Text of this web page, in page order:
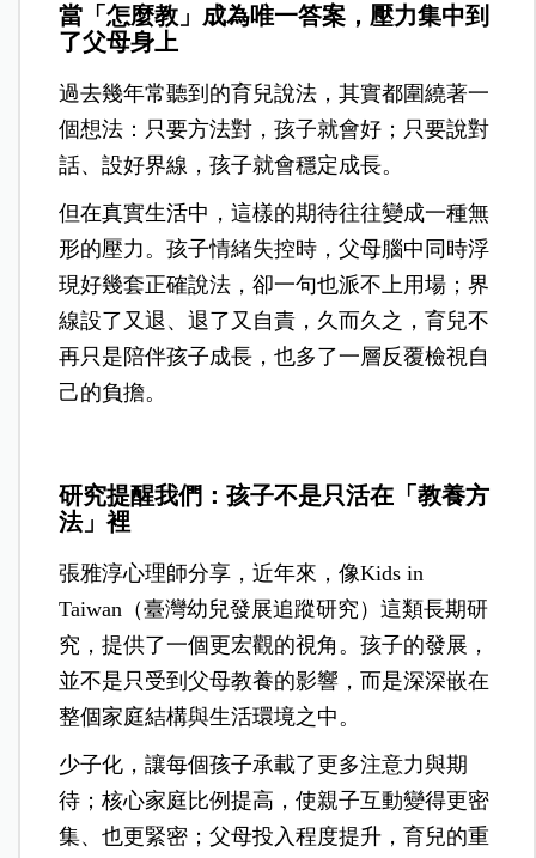
當「怎麼教」成為唯一答案，壓力集中到
了父母身上
過去幾年常聽到的育兒說法，其實都圍繞著一
個想法：只要方法對，孩子就會好； 只要說對
話、設好界線，孩子就會穩定成長。
但在真實生活中，這樣的期待往往變成一種無
形的壓力。孩子情緒失控時，父母腦中同時浮
現好幾套正確說法，卻一句也派不上用場；界
線設了又退、退了又自責，久而久之，育兒不
再只是陪伴孩子成長，也多了一層反覆檢視自
己的負擔。
研究提醒我們：孩子不是只活在「教養方
法」裡
張雅淳心理師分享，近年來，像Kids in
Taiwan（臺灣幼兒發展追蹤研究）這類長期研
究，提供了一個更宏觀的視角。孩子的發展，
並不是只受到父母教養的影響，而是深深嵌在
整個家庭結構與生活環境之中。
少子化，讓每個孩子承載了更多注意力與期
待；核心家庭比例提高，使親子互動變得更密
集、也更緊密；父母投入程度提升，育兒的重